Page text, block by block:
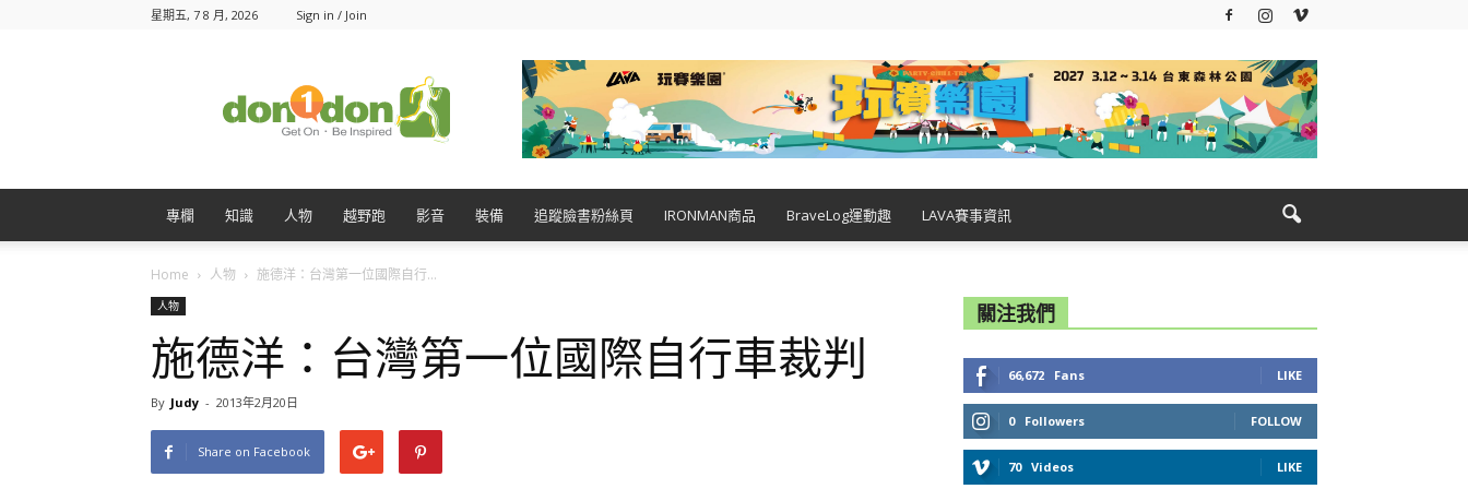
星期五, 7 8 月, 2026 Sign in / Join
專欄 知識 人物 越野跑 影音 裝備 追蹤臉書粉絲頁 IRONMAN商品 BraveLog運動趣 LAVA賽事資訊
Home 人物 施德洋：台灣第一位國際自行...
人物
施德洋：台灣第一位國際自行車裁判
By Judy - 2013年2月20日
Share on Facebook
關注我們
66,672 Fans LIKE
0 Followers FOLLOW
70 Videos LIKE